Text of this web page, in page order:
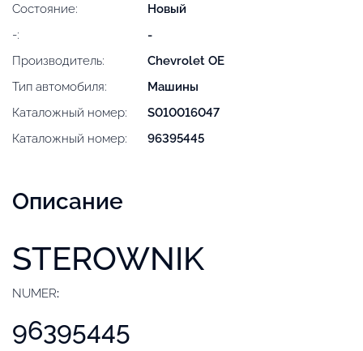
Состояние:
Новый
-:
-
Производитель:
Chevrolet OE
Тип автомобиля:
Машины
Каталожный номер:
S010016047
Каталожный номер:
96395445
Описание
STEROWNIK
NUMER:
96395445